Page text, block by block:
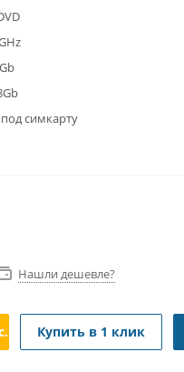
под симкарту
Нашли дешевле?
Купить в 1 клик